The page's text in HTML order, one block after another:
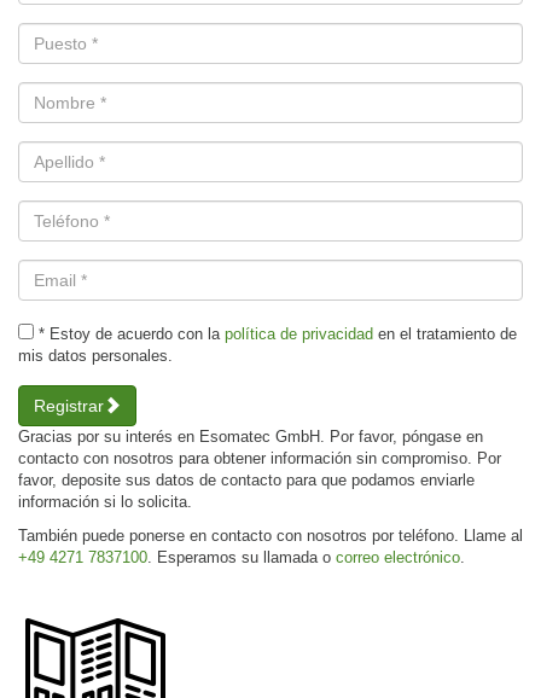
* Estoy de acuerdo con la política de privacidad en el tratamiento de
mis datos personales.
Registrar
Gracias por su interés en Esomatec GmbH. Por favor, póngase en
contacto con nosotros para obtener información sin compromiso. Por
favor, deposite sus datos de contacto para que podamos enviarle
información si lo solicita.
También puede ponerse en contacto con nosotros por teléfono. Llame al
+49 4271 7837100 . Esperamos su llamada o correo electrónico